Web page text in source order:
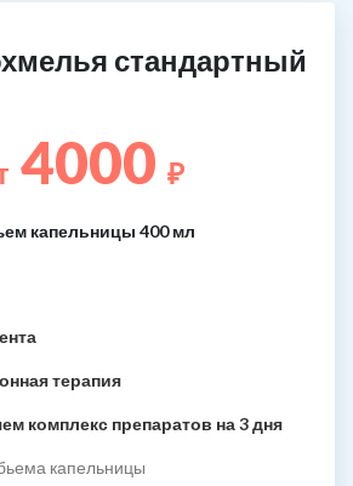
стандартный
4000 ₽
капельницы 400 мл
терапия
комплекс препаратов на 3 дня
капельницы